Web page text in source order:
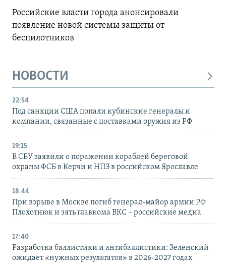
Российские власти города анонсировали
появление новой системы защиты от
беспилотников
НОВОСТИ
22:54
Под санкции США попали кубинские генералы и
компании, связанные с поставками оружия из РФ
19:15
В СБУ заявили о поражении кораблей береговой
охраны ФСБ в Керчи и НПЗ в российском Ярославле
18:44
При взрыве в Москве погиб генерал-майор армии РФ
Плохотнюк и зять главкома ВКС – российские медиа
17:40
Разработка баллистики и антибаллистики: Зеленский
ожидает «нужных результатов» в 2026-2027 годах